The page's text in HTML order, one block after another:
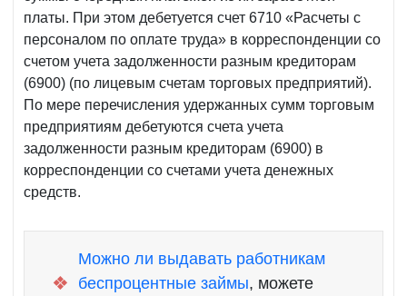
платы. При этом дебетуется счет 6710 «Расчеты с
персоналом по оплате труда» в корреспонденции со
счетом учета задолженности разным кредиторам
(6900) (по лицевым счетам торговых предприятий).
По мере перечисления удержанных сумм торговым
предприятиям дебетуются счета учета
задолженности разным кредиторам (6900) в
корреспонденции со счетами учета денежных
средств.
❖
Можно ли выдавать работникам
беспроцентные займы, можете